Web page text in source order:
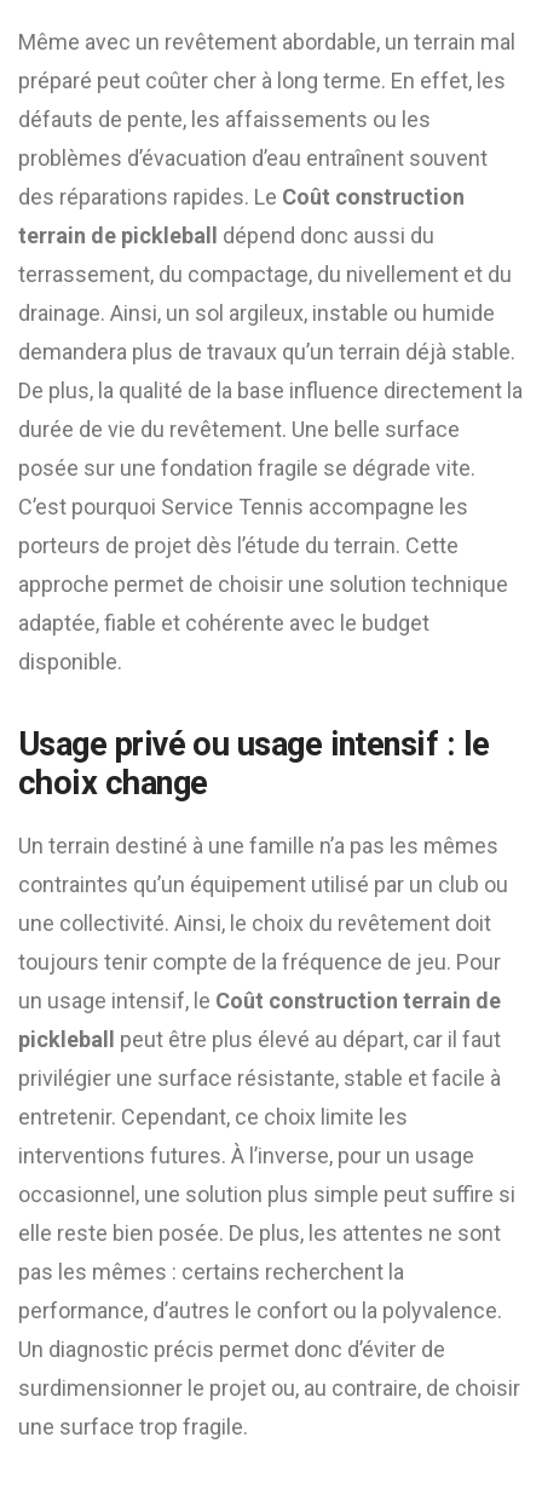
Même avec un revêtement abordable, un terrain mal
préparé peut coûter cher à long terme. En effet, les
défauts de pente, les affaissements ou les
problèmes d’évacuation d’eau entraînent souvent
des réparations rapides. Le Coût construction
terrain de pickleball
dépend donc aussi du
terrassement, du compactage, du nivellement et du
drainage. Ainsi, un sol argileux, instable ou humide
demandera plus de travaux qu’un terrain déjà stable.
De plus, la qualité de la base influence directement la
durée de vie du revêtement. Une belle surface
posée sur une fondation fragile se dégrade vite.
C’est pourquoi Service Tennis accompagne les
porteurs de projet dès l’étude du terrain. Cette
approche permet de choisir une solution technique
adaptée, fiable et cohérente avec le budget
disponible.
Usage privé ou usage intensif : le
choix change
Un terrain destiné à une famille n’a pas les mêmes
contraintes qu’un équipement utilisé par un club ou
une collectivité. Ainsi, le choix du revêtement doit
toujours tenir compte de la fréquence de jeu. Pour
un usage intensif, le Coût construction terrain de
pickleball
peut être plus élevé au départ, car il faut
privilégier une surface résistante, stable et facile à
entretenir. Cependant, ce choix limite les
interventions futures. À l’inverse, pour un usage
occasionnel, une solution plus simple peut suffire si
elle reste bien posée. De plus, les attentes ne sont
pas les mêmes : certains recherchent la
performance, d’autres le confort ou la polyvalence.
Un diagnostic précis permet donc d’éviter de
surdimensionner le projet ou, au contraire, de choisir
une surface trop fragile.